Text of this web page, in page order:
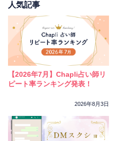
彼の気持ち
今週の運勢 彼氏
相性 復縁
人気記事
【2026年7月】Chapli占い師リ
ピート率ランキング発表！
2026年8月3日